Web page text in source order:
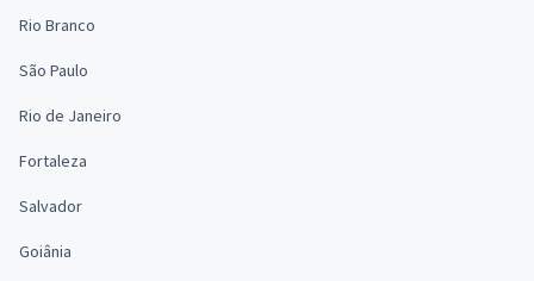
Rio Branco
São Paulo
Rio de Janeiro
Fortaleza
Salvador
Goiânia